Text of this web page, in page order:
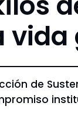
de